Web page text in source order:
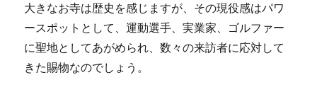
大きなお寺は歴史を感じますが、その現役感はパワ
ースポットとして、運動選手、実業家、ゴルファー
に聖地としてあがめられ、数々の来訪者に応対して
きた賜物なのでしょう。